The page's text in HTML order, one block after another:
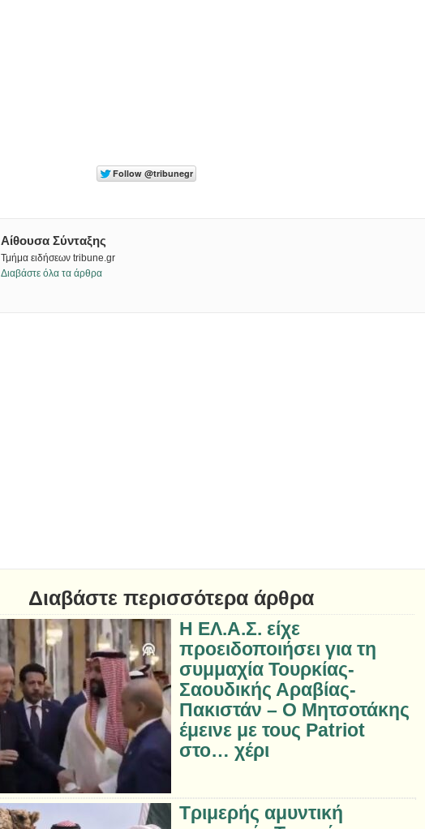
Αίθουσα Σύνταξης
Τμήμα ειδήσεων tribune.gr
Διαβάστε όλα τα άρθρα
Διαβάστε περισσότερα άρθρα
Η ΕΛ.Α.Σ. είχε
προειδοποιήσει για τη
συμμαχία Τουρκίας-
Σαουδικής Αραβίας-
Πακιστάν – Ο Μητσοτάκης
έμεινε με τους Patriot
στο… χέρι
Τριμερής αμυντική